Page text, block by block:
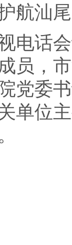
航汕
话会
员，
党委
单位